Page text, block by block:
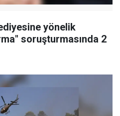
yönelik
soruşturmasında 2